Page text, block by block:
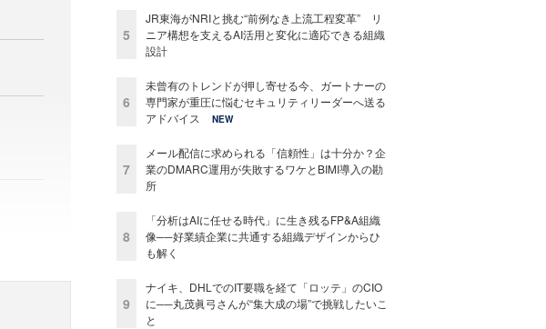
5
JR東海がNRIと挑む“前例なき上流工程変革” リ
ニア構想を支えるAI活用と変化に適応できる組織
設計
6
未曾有のトレンドが押し寄せる今、ガートナーの
専門家が重圧に悩むセキュリティリーダーへ送る
アドバイス
NEW
7
メール配信に求められる「信頼性」は十分か？企
業のDMARC運用が失敗するワケとBIMI導入の勘
所
8
「分析はAIに任せる時代」に生き残るFP&A組織
像──好業績企業に共通する組織デザインからひ
も解く
9
ナイキ、DHLでのIT要職を経て「ロッテ」のCIO
に──丸茂眞弓さんが“集大成の場”で挑戦したいこ
と